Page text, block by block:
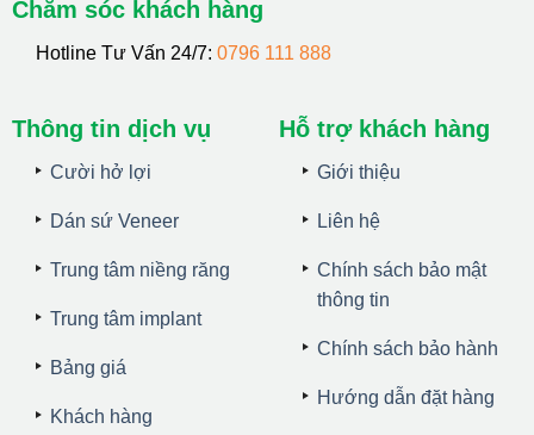
Chăm sóc khách hàng
Hotline Tư Vấn 24/7: 0796 111 888
Thông tin dịch vụ
Cười hở lợi
Dán sứ Veneer
Trung tâm niềng răng
Trung tâm implant
Bảng giá
Khách hàng
Hỗ trợ khách hàng
Giới thiệu
Liên hệ
Chính sách bảo mật
thông tin
Chính sách bảo hành
Hướng dẫn đặt hàng